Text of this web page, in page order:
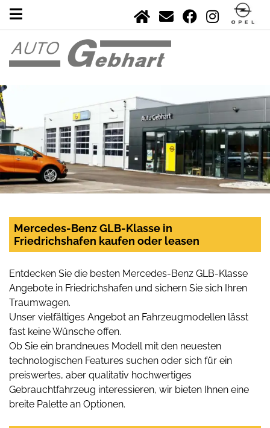
Mercedes-Benz GLB-Klasse in
Friedrichshafen kaufen oder leasen
Entdecken Sie die besten Mercedes-Benz GLB-Klasse
Angebote in Friedrichshafen und sichern Sie sich Ihren
Traumwagen.
Unser vielfältiges Angebot an Fahrzeugmodellen lässt
fast keine Wünsche offen.
Ob Sie ein brandneues Modell mit den neuesten
technologischen Features suchen oder sich für ein
preiswertes, aber qualitativ hochwertiges
Gebrauchtfahrzeug interessieren, wir bieten Ihnen eine
breite Palette an Optionen.